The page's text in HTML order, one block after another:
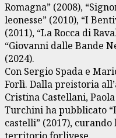
Romagna” (2008),
leonesse” (2010), “I
(2011), “La Rocca di
“Giovanni dalle Bande
(2024).
Con Sergio Spada e
Forlì. Dalla preistoria
Cristina Castellani,
Turchini ha pubblicato
castelli” (2017),